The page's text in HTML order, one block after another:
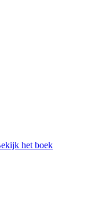
het boek